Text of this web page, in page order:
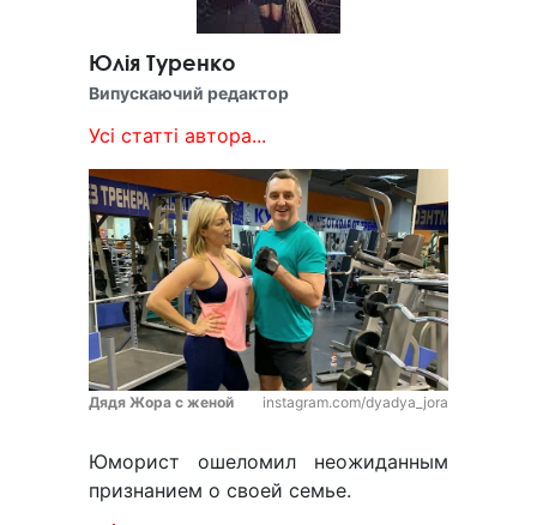
Юлія Туренко
Випускаючий редактор
Усі статті автора...
Дядя Жора с женой instagram.com/dyadya_jora
Юморист ошеломил неожиданным
признанием о своей семье.